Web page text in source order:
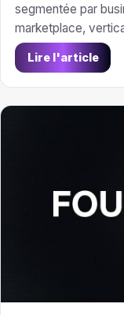
segmentée par
marketplace,
exemples français
Lire l'article